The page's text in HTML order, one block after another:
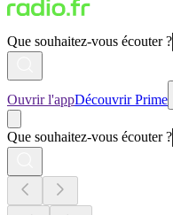
Que souhaitez-vous écouter ?
Ouvrir l'appDécouvrir Prime
Que souhaitez-vous écouter ?